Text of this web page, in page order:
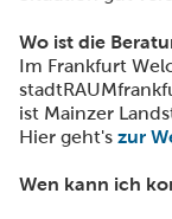
Wo ist die
Im Frankfurt
ist Mainzer
Hier geht's zur
Wen kann ich